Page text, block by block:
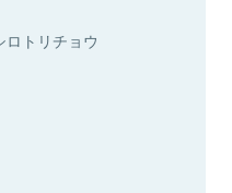
ロトリチョウ